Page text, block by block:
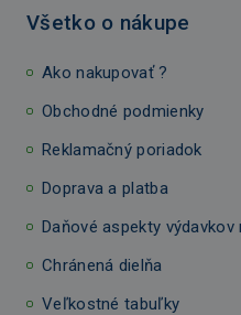
Všetko o nákupe
Ako nakupovať ?
Obchodné podmienky
Reklamačný poriadok
Doprava a platba
Daňové aspekty
Chránená dielňa
Veľkostné tabuľky